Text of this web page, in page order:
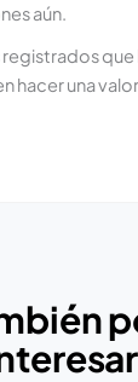
aún.
registrados
hacer una